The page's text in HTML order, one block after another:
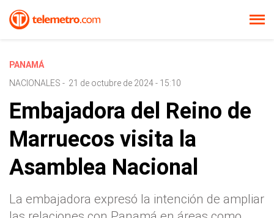
PANAMÁ
NACIONALES - 21 de octubre de 2024 - 15:10
Embajadora del Reino de
Marruecos visita la
Asamblea Nacional
La embajadora expresó la intención de ampliar